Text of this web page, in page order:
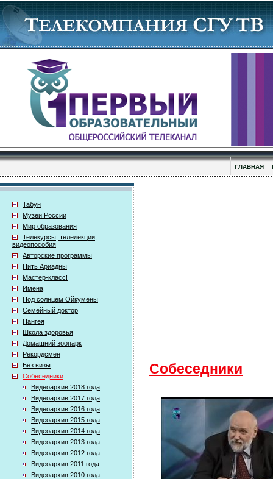
ГЛАВНАЯ
Табун
Музеи России
Мир образования
Телекурсы, телелекции,
видеопособия
Авторские программы
Нить Ариадны
Мастер-класс!
Имена
Под солнцем Ойкумены
Семейный доктор
Пангея
Школа здоровья
Домашний зоопарк
Рекордсмен
Без визы
Собеседники
Видеоархив 2018 года
Видеоархив 2017 года
Видеоархив 2016 года
Видеоархив 2015 года
Видеоархив 2014 года
Видеоархив 2013 года
Видеоархив 2012 года
Видеоархив 2011 года
Видеоархив 2010 года
Собеседники